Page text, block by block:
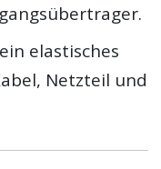
elastisches
Netzteil und